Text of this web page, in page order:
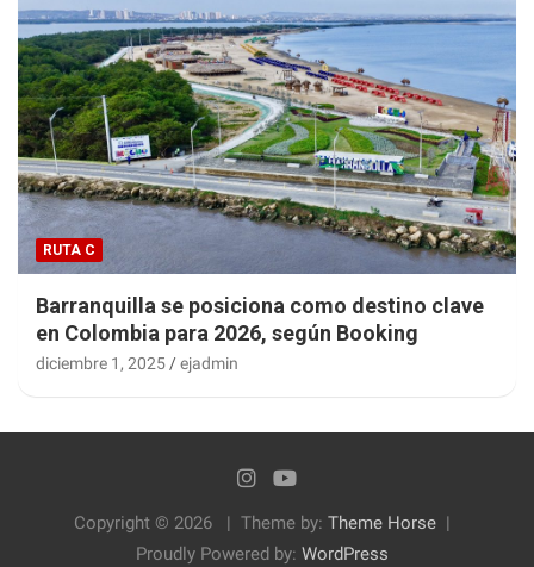
RUTA C
Barranquilla se posiciona como destino clave
en Colombia para 2026, según Booking
diciembre 1, 2025 ejadmin
Copyright © 2026 Theme by: Theme Horse
Proudly Powered by: WordPress